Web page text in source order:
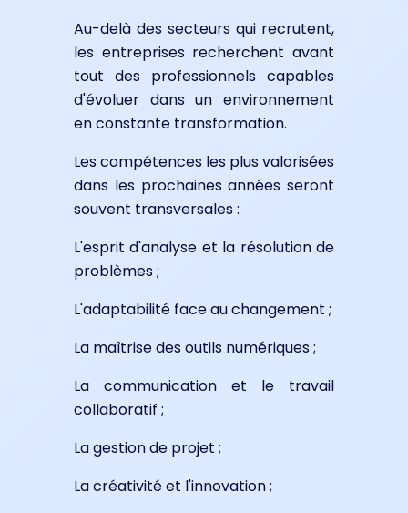
Au-delà des secteurs qui recrutent,
les entreprises recherchent avant
tout des professionnels capables
d'évoluer dans un environnement
en constante transformation.
Les compétences les plus valorisées
dans les prochaines années seront
souvent transversales :
L'esprit d'analyse et la résolution de
problèmes ;
L'adaptabilité face au changement ;
La maîtrise des outils numériques ;
La communication et le travail
collaboratif ;
La gestion de projet ;
La créativité et l'innovation ;